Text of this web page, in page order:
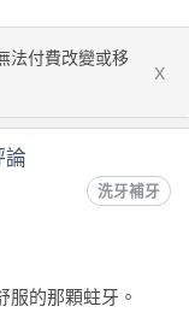
法付費改變或移
x
洗牙補牙
的那顆蛀牙。